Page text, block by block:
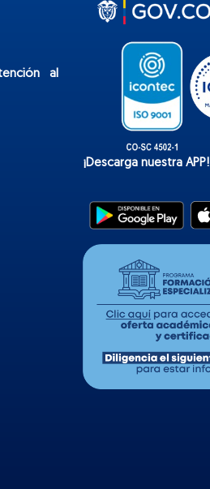
al
¡Descarga nuestra APP!